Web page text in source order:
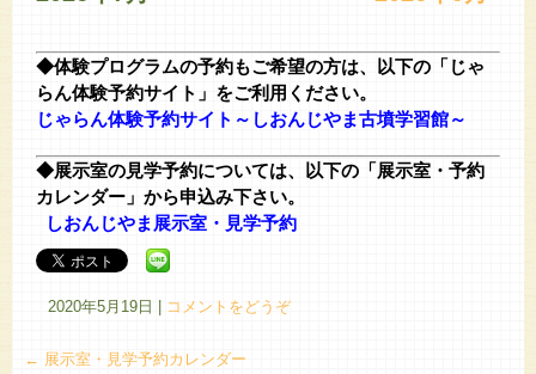
◆体験プログラムの予約もご希望の方は、以下の「じゃ
らん体験予約サイト」をご利用ください。
じゃらん体験予約サイト～しおんじやま古墳学習館～
◆展示室の見学予約については、以下の「展示室・予約
カレンダー」 から申込み下さい。
しおんじやま展示室・見学予約
2020年5月19日 コメントをどうぞ
← 展示室・見学予約カレンダー